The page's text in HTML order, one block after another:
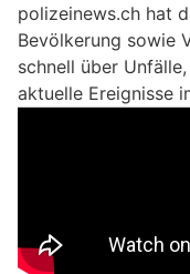
polizeinews.ch hat
Bevölkerung sowie
schnell über
aktuelle Ereignisse